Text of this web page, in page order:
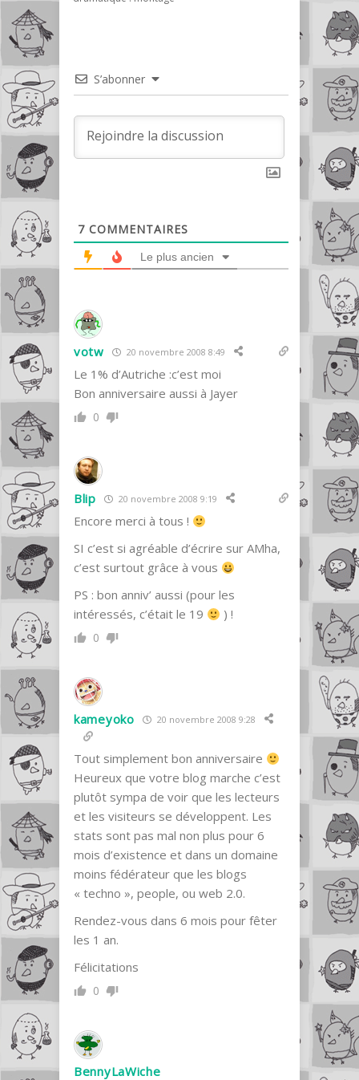
S’abonner
7 COMMENTAIRES
Le plus ancien
votw 20 novembre 2008 8:49
Le 1% d’Autriche :c’est moi
Bon anniversaire aussi à Jayer
0
Blip 20 novembre 2008 9:19
Encore merci à tous !
SI c’est si agréable d’écrire sur AMha,
c’est surtout grâce à vous
PS : bon anniv’ aussi (pour les
intéressés, c’était le 19
) !
0
kameyoko 20 novembre 2008 9:28
Tout simplement bon anniversaire
Heureux que votre blog marche c’est
plutôt sympa de voir que les lecteurs
et les visiteurs se développent. Les
stats sont pas mal non plus pour 6
mois d’existence et dans un domaine
moins fédérateur que les blogs
« techno », people, ou web 2.0.
Rendez-vous dans 6 mois pour fêter
les 1 an.
Félicitations
0
BennyLaWiche